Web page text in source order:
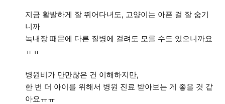
지금 활발하게 잘 뛰어다녀도, 고양이는 아픈 걸 잘 숨기
니까
녹내장 때문에 다른 질병에 걸려도 모를 수도 있으니까요
ㅠㅠ
병원비가 만만찮은 건 이해하지만,
한 번 더 아이를 위해서 병원 진료 받아보는 게 좋을 것 같
아요ㅠㅠ